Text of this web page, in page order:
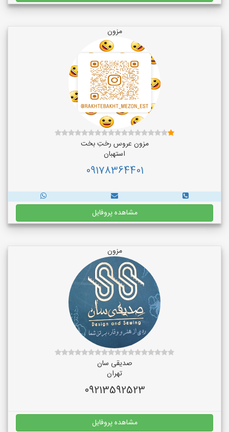
مزون
مزون عروس رختِ بخت
استهبان
09178364401
مشاهده پروفایل
مزون
صدیقی سان
تهران
09213592523
مشاهده پروفایل